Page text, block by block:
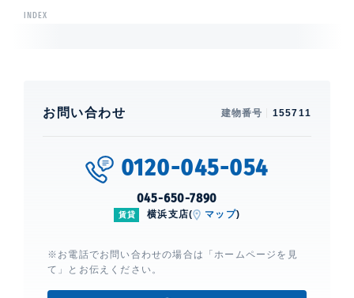
INDEX
お問い合わせ 建物番号 155711
0120-045-054
045-650-7890
賃貸 横浜支店( マップ)
※お電話でお問い合わせの場合は「ホームページを見
て」とお伝えください。